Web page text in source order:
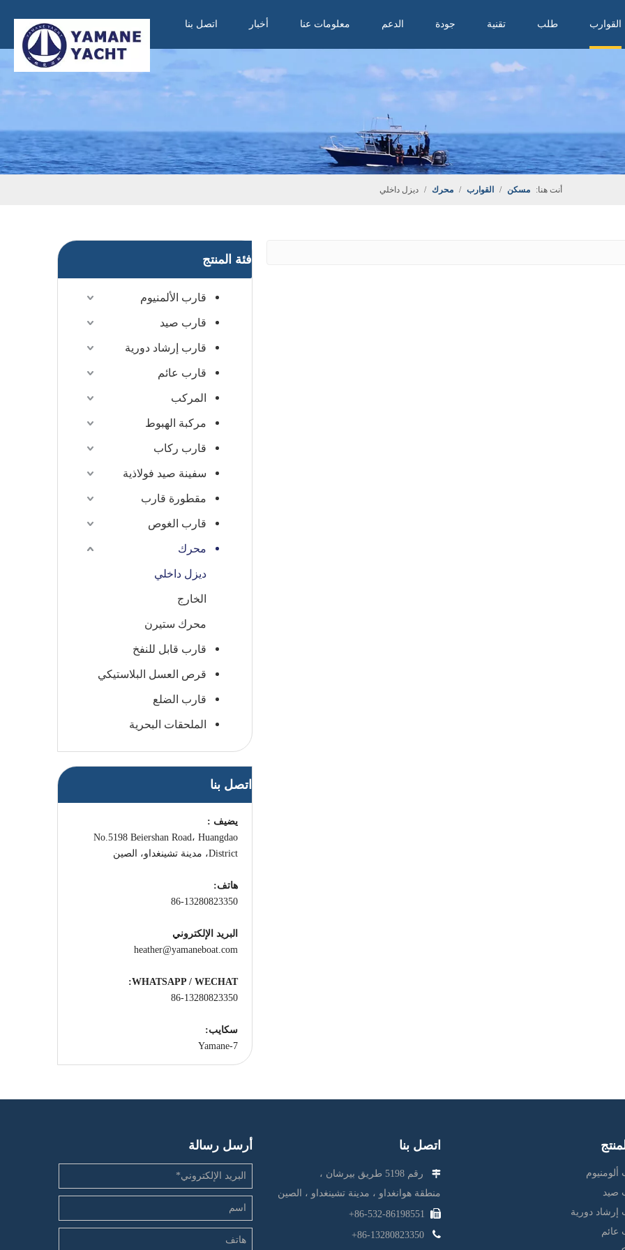
اتصل بنا أخبار معلومات عنا الدعم جودة تقنية طلب القوارب
أنت هنا: مسكن / القوارب / محرك / ديزل داخلي
فئة المنتج
قارب الألمنيوم
قارب صيد
قارب إرشاد دورية
قارب عائم
المركب
مركبة الهبوط
قارب ركاب
سفينة صيد فولاذية
مقطورة قارب
قارب الغوص
محرك
ديزل داخلي
الخارج
محرك ستيرن
قارب قابل للنفخ
قرص العسل البلاستيكي
قارب الضلع
الملحقات البحرية
اتصل بنا
يضيف :
No.5198 Beiershan Road، Huangdao
District، مدينة تشينغداو، الصين
هاتف:
86-13280823350
البريد الإلكتروني
heather@yamaneboat.com
WHATSAPP / WECHAT:
86-13280823350
سكايب:
Yamane-7
ألومنيوم
صيد
إرشاد دورية
عائم
اتصل بنا

رقم 5198 طريق بيرشان ،
منطقة هوانغداو ، مدينة تشينغداو ، الصين


86-13280823350+
أرسل رسالة